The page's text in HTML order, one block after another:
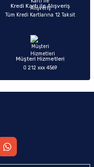
Kredi Kartı ile Alışveriş
Tüm Kredi Kartlarına 12 Taksit
Müşteri Hizmetleri
0 212 xxx 4569